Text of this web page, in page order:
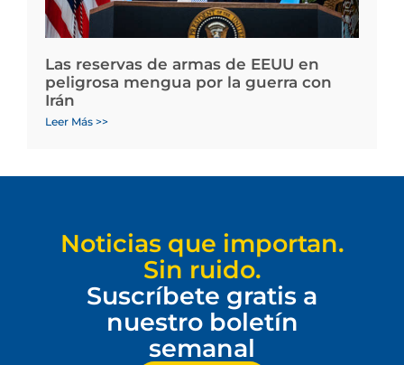
Las reservas de armas de EEUU en
peligrosa mengua por la guerra con
Irán
Leer Más >>
Noticias que importan.
Sin ruido.
Suscríbete gratis a
nuestro boletín
semanal